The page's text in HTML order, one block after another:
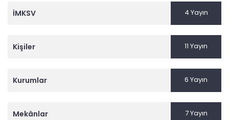
İMKSV 4 Yayın
Kişiler 11 Yayın
Kurumlar 6 Yayın
Mekânlar 7 Yayın